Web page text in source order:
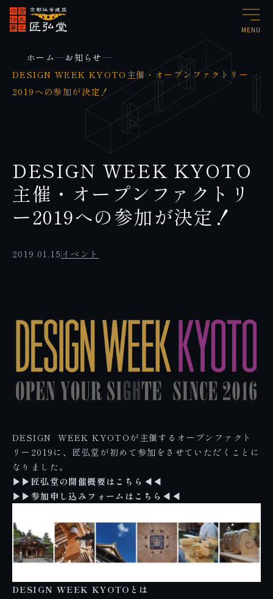
MENU
ホーム
お知らせ
DESIGN WEEK KYOTO主催・オープンファクトリー
2019への参加が決定！
DESIGN WEEK KYOTO
主催・オープンファクトリ
ー2019への参加が決定！
2019.01.15 イベント
DESIGN WEEK KYOTOが主催するオープンファクト
リー2019に、匠弘堂が初めて参加をさせていただくことに
なりました。
▶︎▶︎匠弘堂の開催概要はこちら◀︎◀︎
▶︎▶︎参加申し込みフォームはこちら◀︎◀︎
DESIGN WEEK KYOTOとは